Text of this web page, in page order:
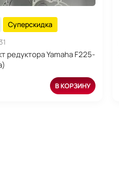
Суперскидка
редуктора Yamaha F225-
В КОРЗИНУ